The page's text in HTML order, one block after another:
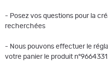
- Posez vos questions pour la
recherchées
- Nous pouvons effectuer le
votre panier le produit n°9664331.